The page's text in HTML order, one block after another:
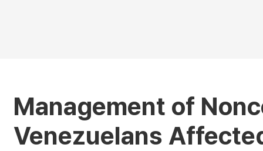
Management of
Venezuelans